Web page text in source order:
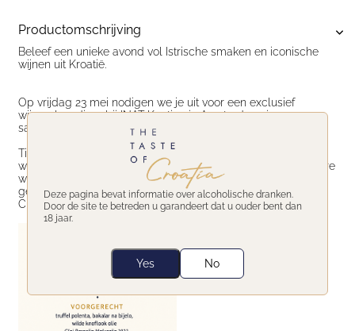
Productomschrijving
Beleef een unieke avond vol Istrische smaken en iconische
wijnen uit Kroatië.
Op vrijdag 23 mei nodigen we je uit voor een exclusief
wijnmakersdiner bij INAT Kantine in Amsterdam, in
samenwerking met Clai Winery.
Tim Whitfield, wijnmaker van de iconische Istrische
wijnproducent Clai, is persoonlijk aanwezig om zijn bijzondere
wijnen toe te lichten. Verwacht een 5-gangenmenu
geïnspireerd op de Istrische keuken, perfect afgestemd op
Clai’s wijnen (incl. een archivewijn)
Deze pagina bevat informatie over alcoholische dranken.
Door de site te betreden u garandeert dat u ouder bent dan
18 jaar.
Yes No